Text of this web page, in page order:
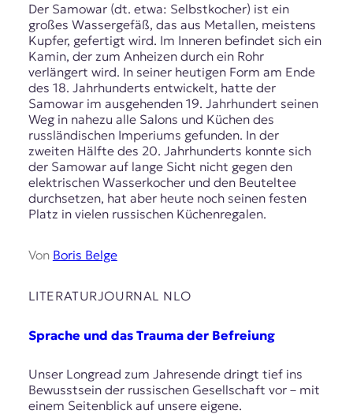
Der Samowar (dt. etwa: Selbstkocher) ist ein
großes Wassergefäß, das aus Metallen, meistens
Kupfer, gefertigt wird. Im Inneren befindet sich ein
Kamin, der zum Anheizen durch ein Rohr
verlängert wird. In seiner heutigen Form am Ende
des 18. Jahrhunderts entwickelt, hatte der
Samowar im ausgehenden 19. Jahrhundert seinen
Weg in nahezu alle Salons und Küchen des
russländischen Imperiums gefunden. In der
zweiten Hälfte des 20. Jahrhunderts konnte sich
der Samowar auf lange Sicht nicht gegen den
elektrischen Wasserkocher und den Beuteltee
durchsetzen, hat aber heute noch seinen festen
Platz in vielen russischen Küchenregalen.
Von Boris Belge
LITERATURJOURNAL NLO
Sprache und das Trauma der Befreiung
Unser Longread zum Jahresende dringt tief ins
Bewusstsein der russischen Gesellschaft vor – mit
einem Seitenblick auf unsere eigene.